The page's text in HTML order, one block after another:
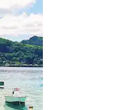
desliza el dedo.